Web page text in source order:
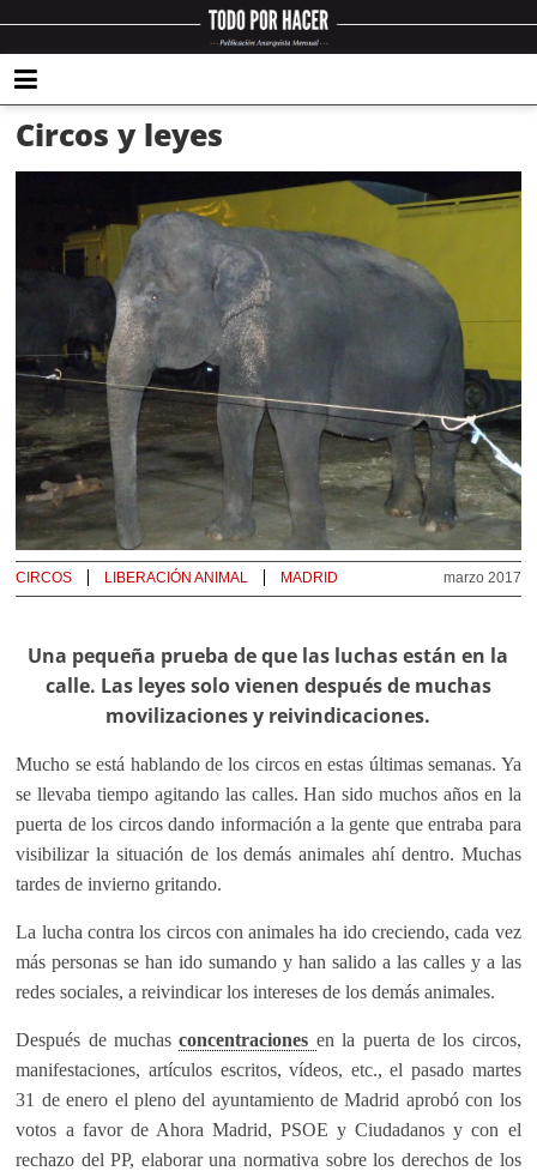
Circos y leyes
marzo 2017
CIRCOS LIBERACIÓN ANIMAL MADRID
Una pequeña prueba de que las luchas están en la
calle. Las leyes solo vienen después de muchas
movilizaciones y reivindicaciones.
Mucho se está hablando de los circos en estas últimas semanas. Ya
se llevaba tiempo agitando las calles. Han sido muchos años en la
puerta de los circos dando información a la gente que entraba para
visibilizar la situación de los demás animales ahí dentro. Muchas
tardes de invierno gritando.
La lucha contra los circos con animales ha ido creciendo, cada vez
más personas se han ido sumando y han salido a las calles y a las
redes sociales, a reivindicar los intereses de los demás animales.
Después de muchasconcentraciones en la puerta de los circos,
manifestaciones, artículos escritos, vídeos, etc., el pasado martes
31 de enero el pleno del ayuntamiento de Madrid aprobó con los
votos a favor de Ahora Madrid, PSOE y Ciudadanos y con el
rechazo del PP, elaborar una normativa sobre los derechos de los